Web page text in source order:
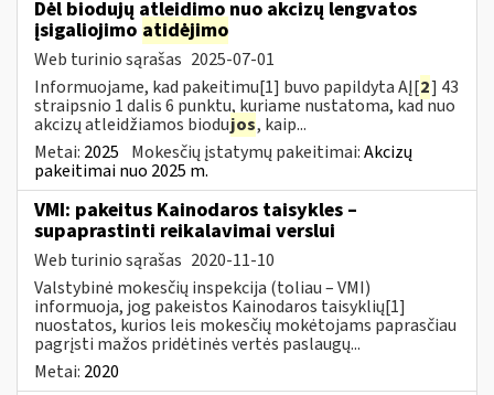
Dėl biodujų atleidimo nuo akcizų lengvatos
įsigaliojimo atidėjimo
Web turinio sąrašas 2025-07-01
Informuojame, kad pakeitimu[1] buvo papildyta AĮ[2] 43
straipsnio 1 dalis 6 punktu, kuriame nustatoma, kad nuo
akcizų atleidžiamos biodujos, kaip...
Metai: 2025 Mokesčių įstatymų pakeitimai:Akcizų
pakeitimai nuo 2025 m.
VMI: pakeitus Kainodaros taisykles –
supaprastinti reikalavimai verslui
Web turinio sąrašas 2020-11-10
Valstybinė mokesčių inspekcija (toliau – VMI)
informuoja, jog pakeistos Kainodaros taisyklių[1]
nuostatos, kurios leis mokesčių mokėtojams paprasčiau
pagrįsti mažos pridėtinės vertės paslaugų...
Metai: 2020